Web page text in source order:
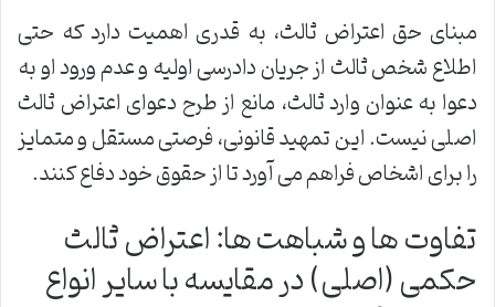
مبنای حق اعتراض ثالث، به قدری اهمیت دارد که حتی
اطلاع شخص ثالث از جریان دادرسی اولیه و عدم ورود او به
دعوا به عنوان وارد ثالث، مانع از طرح دعوای اعتراض ثالث
اصلی نیست. این تمهید قانونی، فرصتی مستقل و متمایز
را برای اشخاص فراهم می آورد تا از حقوق خود دفاع کنند.
تفاوت ها و شباهت ها: اعتراض ثالث
حکمی (اصلی) در مقایسه با سایر انواع